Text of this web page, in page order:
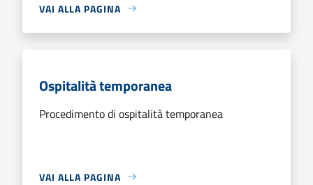
VAI ALLA PAGINA
Ospitalità temporanea
Procedimento di ospitalità temporanea
VAI ALLA PAGINA